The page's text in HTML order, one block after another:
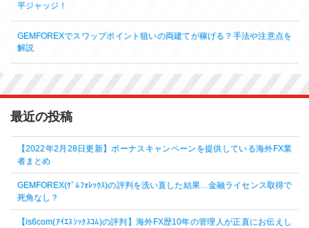
平ジャッジ！
GEMFOREXでスワップポイント狙いの両建てが稼げる？手法や注意点を
解説
最近の投稿
【2022年2月28日更新】ボーナスキャンペーンを提供している海外FX業
者まとめ
GEMFOREX(ｹﾞﾑﾌｫﾚｯｸｽ)の評判を洗い直した結果…金融ライセンス取得で
死角なし？
【is6com(ｱｲｴｽｼｯｸｽｺﾑ)の評判】海外FX歴10年の管理人が正直にお伝えし